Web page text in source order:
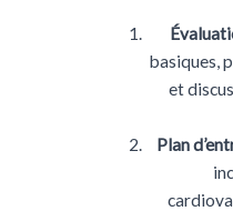
basiques,
et
Plan